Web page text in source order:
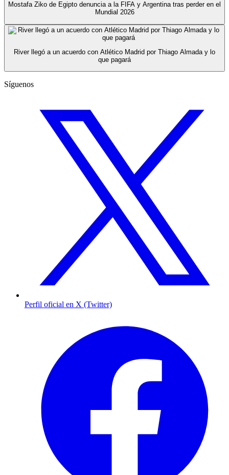
Mostafa Ziko de Egipto denuncia a la FIFA y Argentina tras perder en el
Mundial 2026
River llegó a un acuerdo con Atlético Madrid por Thiago Almada y lo
que pagará
Síguenos
Perfil oficial en X (Twitter)